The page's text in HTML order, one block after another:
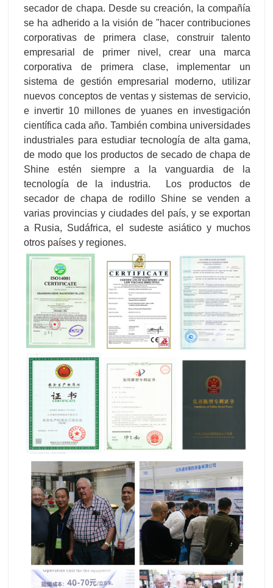
secador de chapa. Desde su creación, la compañía
se ha adherido a la visión de "hacer contribuciones
corporativas de primera clase, construir talento
empresarial de primer nivel, crear una marca
corporativa de primera clase, implementar un
sistema de gestión empresarial moderno, utilizar
nuevos conceptos de ventas y sistemas de servicio,
e invertir 10 millones de yuanes en investigación
científica cada año. También combina universidades
industriales para estudiar tecnología de alta gama,
de modo que los productos de secado de chapa de
Shine estén siempre a la vanguardia de la
tecnología de la industria. Los productos de
secador de chapa de rodillo Shine se venden a
varias provincias y ciudades del país, y se exportan
a Rusia, Sudáfrica, el sudeste asiático y muchos
otros países y regiones.